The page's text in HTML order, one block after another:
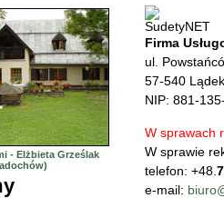
- Elżbieta Grześlak
Firma
ul.
57-540
NIP: 881-
W sprawach
W sprawie
telefon: +48.
e-mail: